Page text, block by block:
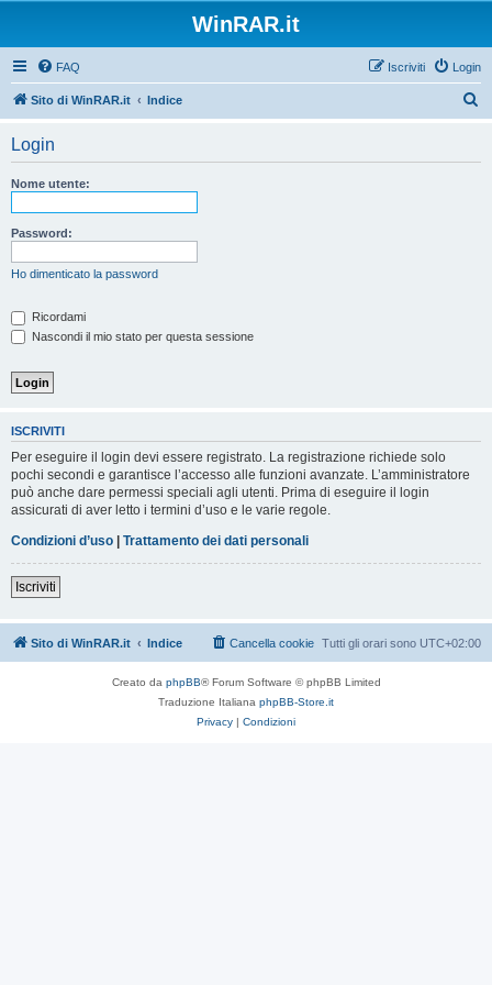
WinRAR.it
FAQ Login
Iscriviti
Sito di WinRAR.it Indice
Login
Nome utente:
Password:
Ho dimenticato la password
Ricordami
Nascondi il mio stato per questa sessione
ISCRIVITI
Per eseguire il login devi essere registrato. La registrazione richiede solo
pochi secondi e garantisce l’accesso alle funzioni avanzate. L’amministratore
può anche dare permessi speciali agli utenti. Prima di eseguire il login
assicurati di aver letto i termini d’uso e le varie regole.
Condizioni d’uso | Trattamento dei dati personali
Iscriviti
Sito di WinRAR.it Indice Tutti gli orari sono UTC+02:00
Cancella cookie
Creato da phpBB® Forum Software © phpBB Limited
Traduzione Italiana phpBB-Store.it
Privacy | Condizioni